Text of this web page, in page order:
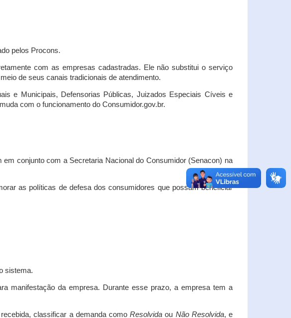
pelos Procons.
com as empresas cadastradas. Ele não substitui o serviço
de seus canais tradicionais de atendimento.
e Municipais, Defensorias Públicas, Juizados Especiais Cíveis e
com o funcionamento do Consumidor.gov.br.
conjunto com a Secretaria Nacional do Consumidor (Senacon) na
as políticas de defesa dos consumidores que possam beneficiar
sistema.
manifestação da empresa. Durante esse prazo, a empresa tem a
classificar a demanda comoResolvida ou Não Resolvida, e